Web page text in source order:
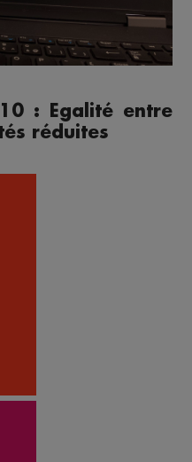
: Egalité entre
réduites